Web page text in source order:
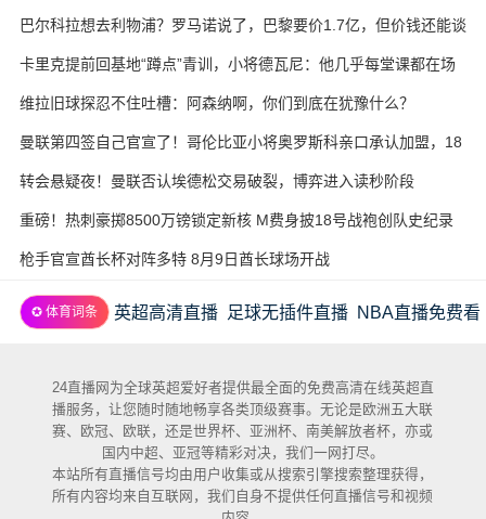
试
巴尔科拉想去利物浦？罗马诺说了，巴黎要价1.7亿，但价钱还能谈
卡里克提前回基地“蹲点”青训，小将德瓦尼：他几乎每堂课都在场
边
维拉旧球探忍不住吐槽：阿森纳啊，你们到底在犹豫什么？
曼联第四签自己官宣了！哥伦比亚小将奥罗斯科亲口承认加盟，18
岁生日当天完成转会
转会悬疑夜！曼联否认埃德松交易破裂，博弈进入读秒阶段
重磅！热刺豪掷8500万镑锁定新核 M费身披18号战袍创队史纪录
枪手官宣酋长杯对阵多特 8月9日酋长球场开战
✪ 体育词条 英超高清直播 足球无插件直播 NBA直播免费看
24直播网为全球英超爱好者提供最全面的免费高清在线英超直
播服务，让您随时随地畅享各类顶级赛事。无论是欧洲五大联
赛、欧冠、欧联，还是世界杯、亚洲杯、南美解放者杯，亦或
国内中超、亚冠等精彩对决，我们一网打尽。
本站所有直播信号均由用户收集或从搜索引擎搜索整理获得，
所有内容均来自互联网，我们自身不提供任何直播信号和视频